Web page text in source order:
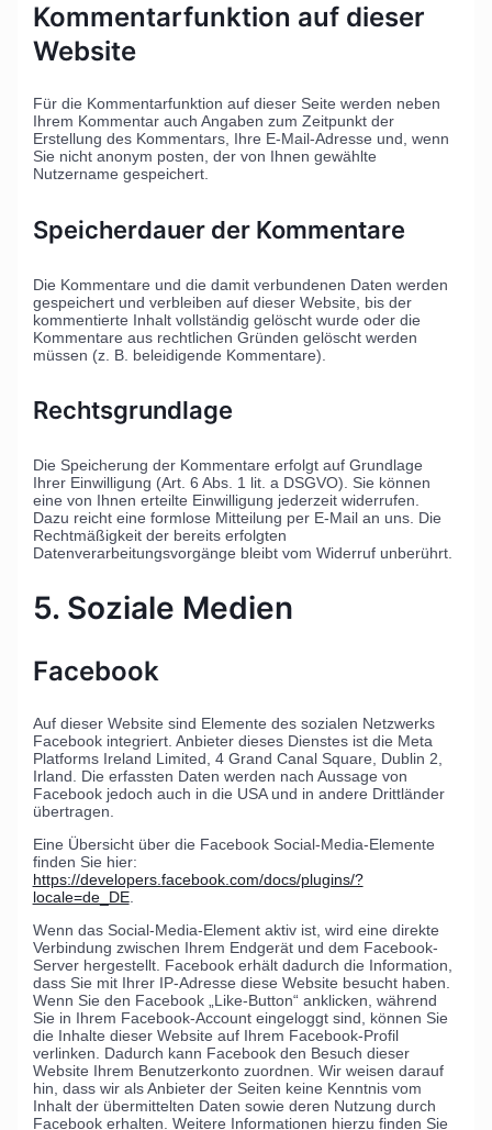
Kommentar­funktion auf dieser
Website
Für die Kommentarfunktion auf dieser Seite werden neben
Ihrem Kommentar auch Angaben zum Zeitpunkt der
Erstellung des Kommentars, Ihre E-Mail-Adresse und, wenn
Sie nicht anonym posten, der von Ihnen gewählte
Nutzername gespeichert.
Speicherdauer der Kommentare
Die Kommentare und die damit verbundenen Daten werden
gespeichert und verbleiben auf dieser Website, bis der
kommentierte Inhalt vollständig gelöscht wurde oder die
Kommentare aus rechtlichen Gründen gelöscht werden
müssen (z. B. beleidigende Kommentare).
Rechtsgrundlage
Die Speicherung der Kommentare erfolgt auf Grundlage
Ihrer Einwilligung (Art. 6 Abs. 1 lit. a DSGVO). Sie können
eine von Ihnen erteilte Einwilligung jederzeit widerrufen.
Dazu reicht eine formlose Mitteilung per E-Mail an uns. Die
Rechtmäßigkeit der bereits erfolgten
Datenverarbeitungsvorgänge bleibt vom Widerruf unberührt.
5. Soziale Medien
Facebook
Auf dieser Website sind Elemente des sozialen Netzwerks
Facebook integriert. Anbieter dieses Dienstes ist die Meta
Platforms Ireland Limited, 4 Grand Canal Square, Dublin 2,
Irland. Die erfassten Daten werden nach Aussage von
Facebook jedoch auch in die USA und in andere Drittländer
übertragen.
Eine Übersicht über die Facebook Social-Media-Elemente
finden Sie hier:
https://developers.facebook.com/docs/plugins/?
locale=de_DE.
Wenn das Social-Media-Element aktiv ist, wird eine direkte
Verbindung zwischen Ihrem Endgerät und dem Facebook-
Server hergestellt. Facebook erhält dadurch die Information,
dass Sie mit Ihrer IP-Adresse diese Website besucht haben.
Wenn Sie den Facebook „Like-Button“ anklicken, während
Sie in Ihrem Facebook-Account eingeloggt sind, können Sie
die Inhalte dieser Website auf Ihrem Facebook-Profil
verlinken. Dadurch kann Facebook den Besuch dieser
Website Ihrem Benutzerkonto zuordnen. Wir weisen darauf
hin, dass wir als Anbieter der Seiten keine Kenntnis vom
Inhalt der übermittelten Daten sowie deren Nutzung durch
Facebook erhalten. Weitere Informationen hierzu finden Sie